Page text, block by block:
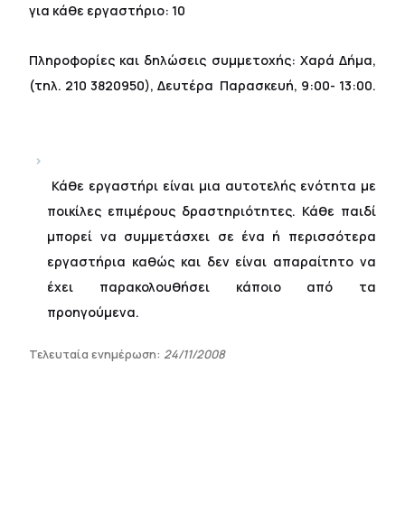
για κάθε εργαστήριο: 10
Πληροφορίες και δηλώσεις συμμετοχής: Χαρά Δήμα,
(τηλ. 210 3820950), Δευτέρα  Παρασκευή, 9:00- 13:00.
Κάθε εργαστήρι είναι μια αυτοτελής ενότητα με
ποικίλες επιμέρους δραστηριότητες. Κάθε παιδί
μπορεί να συμμετάσχει σε ένα ή περισσότερα
εργαστήρια καθώς και δεν είναι απαραίτητο να
έχει παρακολουθήσει κάποιο από τα
προηγούμενα.
Τελευταία ενημέρωση:24/11/2008